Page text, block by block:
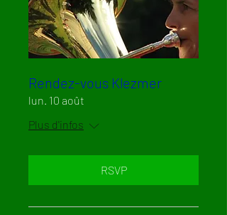
Rendez-vous Klezmer
lun. 10 août
Plus d'infos
RSVP